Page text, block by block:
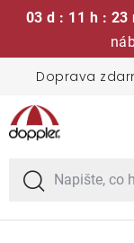
03 d : 11 h : 23
obsah
Doprava
Sedací
Slunečníky
Křesla a židle